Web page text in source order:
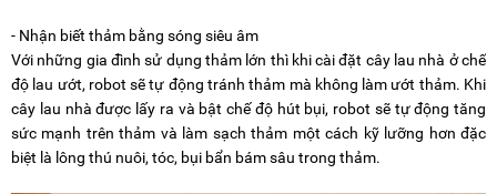
- Nhận biết thảm bằng sóng siêu âm
Với những gia đình sử dụng thảm lớn thì khi cài đặt cây lau nhà ở chế
độ lau ướt, robot sẽ tự động tránh thảm mà không làm ướt thảm. Khi
cây lau nhà được lấy ra và bật chế độ hút bụi, robot sẽ tự động tăng
sức mạnh trên thảm và làm sạch thảm một cách kỹ lưỡng hơn đặc
biệt là lông thú nuôi, tóc, bụi bẩn bám sâu trong thảm.